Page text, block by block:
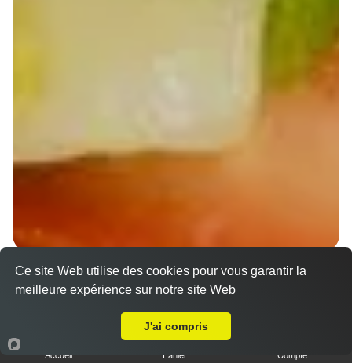
Wraps Chicken
8.50 €
Accueil Panier Compte
Ce site Web utilise des cookies pour vous garantir la
meilleure expérience sur notre site Web
J'ai compris